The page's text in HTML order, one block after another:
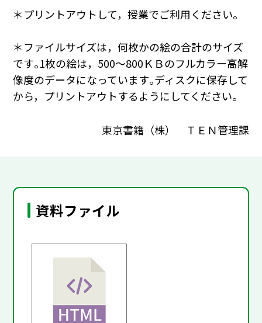
＊プリントアウトして，授業でご利用ください。
＊ファイルサイズは，何枚かの絵の合計のサイズ
です｡1枚の絵は，500～800ＫＢのフルカラー高解
像度のデータになっています｡ディスクに保存して
から，プリントアウトするようにしてください｡
東京書籍（株） ＴＥＮ管理課
資料ファイル